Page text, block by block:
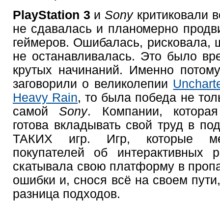
PlayStation 3 иSony критиковали
не сдавалась и планомерно
геймеров. Ошибалась, рисковала,
не останавливалась. Это было
крутых начинаний. Именно
заговорили о великолепии
Heavy Rain, то была победа не
самойSony. Компании,
готова вкладывать свой труд в
ТАКИХ игр. Игр, которые
покупателей об интерактивных
скатывала свою платформу в
ошибки и, снося всё на своем
разница подходов.